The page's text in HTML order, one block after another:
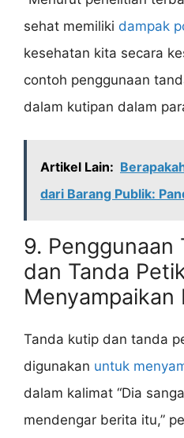
sehat memiliki dampak
kesehatan kita secara
contoh penggunaan
dalam kutipan dalam
Artikel Lain:
dari Barang Publik:
9. Penggunaan
dan Tanda
Menyampaikan
Tanda kutip dan tanda
digunakan untuk
dalam kalimat “Dia
mendengar berita itu,”